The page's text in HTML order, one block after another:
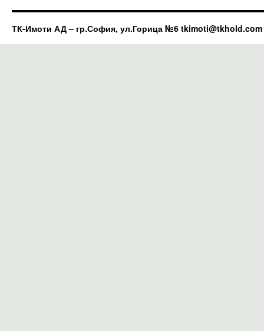
ТК-Имоти АД – гр.София, ул.Горица №6 tkimoti@tkhold.com